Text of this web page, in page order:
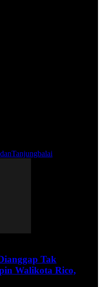
Tanjungbalai
Tak
Walikota Rico,